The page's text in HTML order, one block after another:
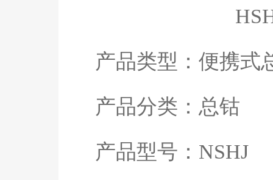
产品类型：便携式
产品分类： 总钴
产品型号： NSHJ